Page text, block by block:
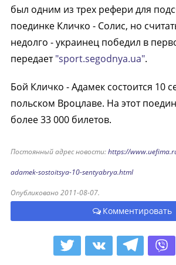
был одним из трех рефери для
поединке Кличко - Солис, но
недолго - украинец победил в
передает"sport.segodnya.ua".
Бой Кличко - Адамек состоится 10
польском Вроцлаве. На этот
более 33 000 билетов.
Постоянный адрес новости:https://
adamek-sostoitsya-10-sentyabrya.html
Опубликовано 2011-08-07.
Комментировать